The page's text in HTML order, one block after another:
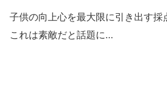
子供の向上心を最大限に引き出す
これは素敵だと話題に…